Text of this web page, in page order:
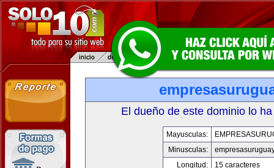
El dueño de este dominio lo
Mayusculas:
Minusculas:
Longitud:
15 caracteres